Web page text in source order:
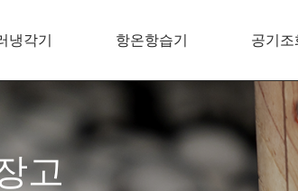
냉각기 항온항습기 공기조
고